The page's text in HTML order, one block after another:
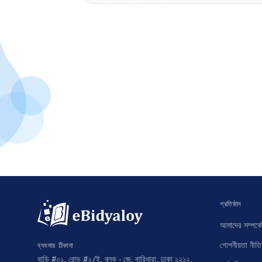
ব্যবসার ঠিকানা
বাড়ি #০১, রোড #২/ই, ব্লক - জে, বারিধারা, ঢাকা ১২১২,
প্রতিষ্ঠান
আমাদের সম্পর্কে
গোপনীয়তা নীতি